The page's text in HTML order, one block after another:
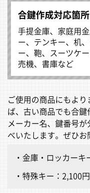
合鍵作成対応箇所
手提金庫、家庭用
ー、テンキー、机
ー、鞄、スーツケ
売機、書庫など
ご使用の商品にもよ
ば、古い商品でも合鍵
メーカー名、鍵番号
べいたします。ぜひお
金庫・ロッカーキ
特殊キー：2,100